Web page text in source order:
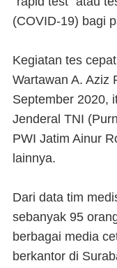
(COVID-19) bagi
Kegiatan tes
Wartawan A. Aziz
September 2020,
Jenderal TNI
PWI Jatim Ainur
lainnya.
Dari data tim
sebanyak 95
berbagai media
berkantor di